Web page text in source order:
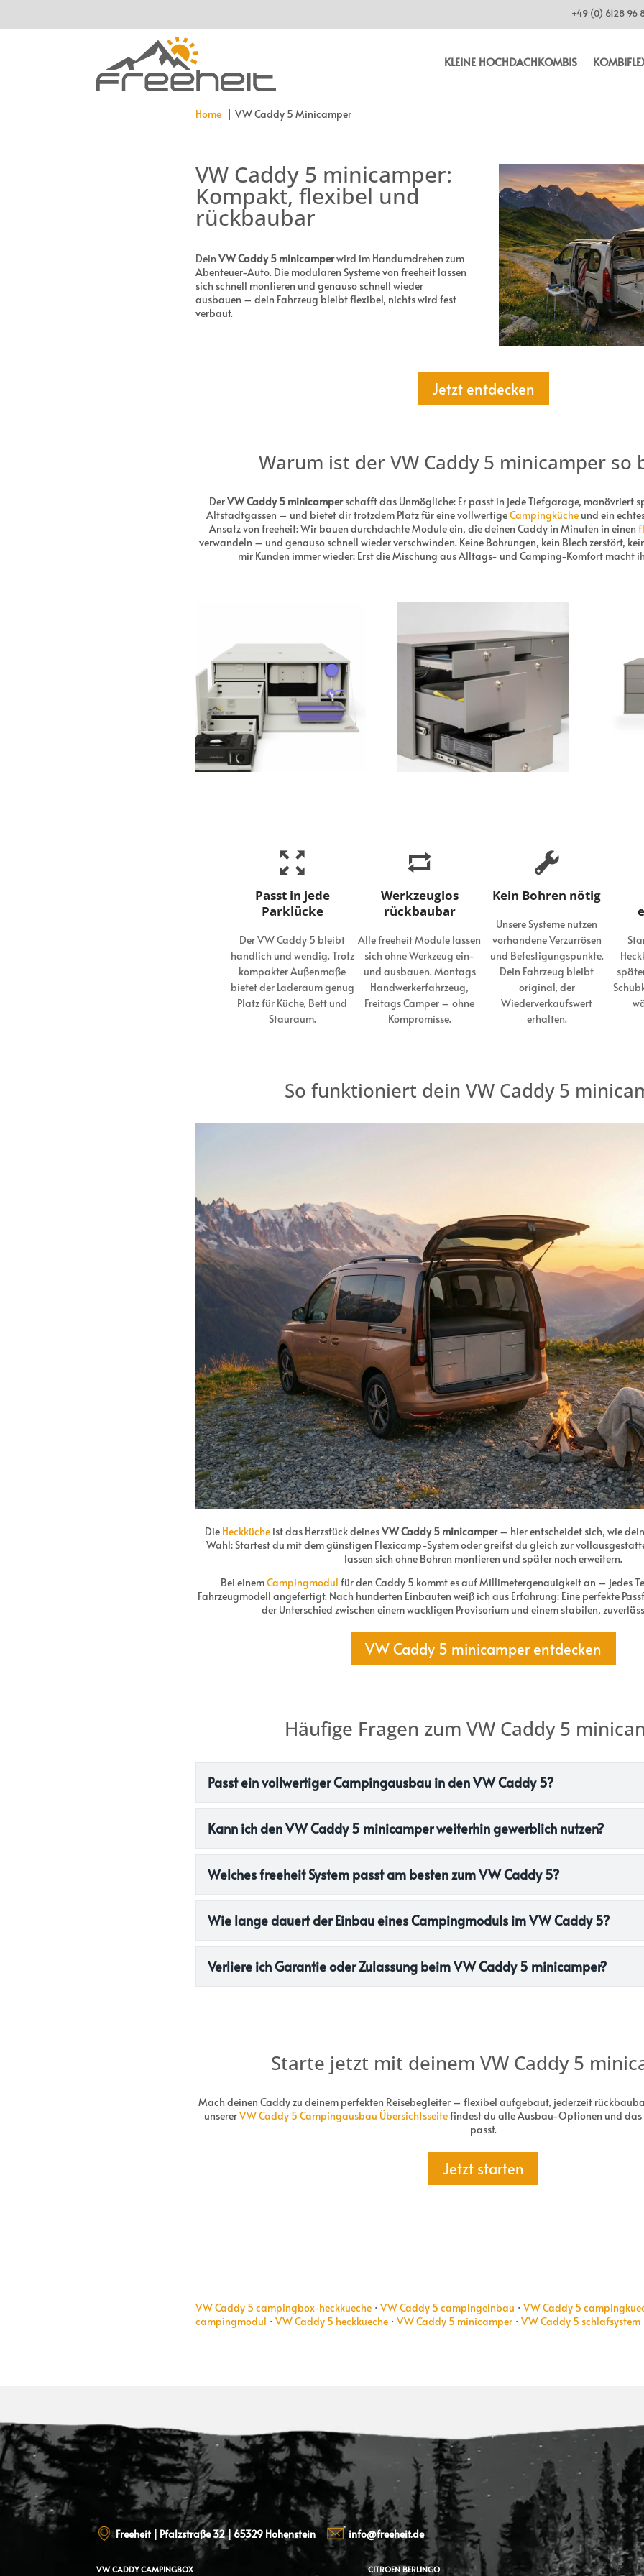
+49 (0) 6128 96
KLEINE HOCHDACHKOMBIS
Home VW Caddy 5 Minicamper
VW Caddy 5 minicamper:
Kompakt, flexibel und
rückbaubar
Dein VW Caddy 5 minicamperwird im Handumdrehen zum
Abenteuer-Auto. Die modularen Systeme von freeheit lassen
sich schnell montieren und genauso schnell wieder
ausbauen – dein Fahrzeug bleibt flexibel, nichts wird fest
verbaut.
Jetzt entdecken
Warum ist der VW Caddy 5 minicamper so
DerVW Caddy 5 minicamperschafft das Unmögliche: Er passt in jede Tiefgarage, manövriert
Altstadtgassen – und bietet dir trotzdem Platz für eine vollwertigeCampingküche und ein
Ansatz von freeheit: Wir bauen durchdachte Module ein, die deinen Caddy in Minuten in einen
verwandeln – und genauso schnell wieder verschwinden. Keine Bohrungen, kein Blech zerstört,
mir Kunden immer wieder: Erst die Mischung aus Alltags- und Camping-Komfort macht
Passt in jede
Parklücke
Der VW Caddy 5 bleibt
handlich und wendig. Trotz
kompakter Außenmaße
bietet der Laderaum genug
Platz für Küche, Bett und
Stauraum.
Werkzeuglos
rückbaubar
Alle freeheit Module lassen
sich ohne Werkzeug ein-
und ausbauen. Montags
Handwerkerfahrzeug,
Freitags Camper – ohne
Kompromisse.
Kein Bohren nötig
Unsere Systeme nutzen
vorhandene Verzurrösen
und Befestigungspunkte.
Dein Fahrzeug bleibt
original, der
Wiederverkaufswert
erhalten.
So funktioniert dein VW Caddy 5
Die Heckküche ist das Herzstück deinesVW Caddy 5 minicamper– hier entscheidet sich, wie
Wahl: Startest du mit dem günstigen Flexicamp-System oder greifst du gleich zur
lassen sich ohne Bohren montieren und später noch erweitern.
Bei einemCampingmodul für den Caddy 5 kommt es auf Millimetergenauigkeit an – jedes
Fahrzeugmodell angefertigt. Nach hunderten Einbauten weiß ich aus Erfahrung: Eine perfekte
der Unterschied zwischen einem wackligen Provisorium und einem stabilen,
VW Caddy 5 minicamper entdecken
Häufige Fragen zum VW Caddy 5
Passt ein vollwertiger Campingausbau in den VW Caddy 5?
Kann ich den VW Caddy 5 minicamper weiterhin gewerblich nutzen?
Welches freeheit System passt am besten zum VW Caddy 5?
Wie lange dauert der Einbau eines Campingmoduls im VW Caddy 5?
Verliere ich Garantie oder Zulassung beim VW Caddy 5 minicamper?
Starte jetzt mit deinem VW Caddy 5
Mach deinen Caddy zu deinem perfekten Reisebegleiter – flexibel aufgebaut, jederzeit
unsererVW Caddy 5 Campingausbau Übersichtsseitefindest du alle Ausbau-Optionen und das
passt.
Jetzt starten
VW Caddy 5 campingbox-heckkueche · VW Caddy 5 campingeinbau · VW Caddy 5
campingmodul · VW Caddy 5 heckkueche · VW Caddy 5 minicamper · VW Caddy 5 schlafsystem
Freeheit | Pfalzstraße 32 | 65329 Hohenstein info@freeheit.de
VW CADDY CAMPINGBOX CITROEN BERLINGO